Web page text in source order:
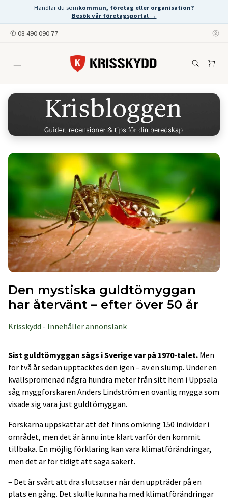
Handlar du somkommun, företag eller organisation?
Besök vår företagsportal →
✆ 08 490 090 77
Den mystiska guldtömyggan
har återvänt – efter över 50 år
Krisskydd - Innehåller annonslänk
Sist guldtömyggan sågs i Sverige var på 1970-talet. Men
för två år sedan upptäcktes den igen – av en slump. Under en
kvällspromenad några hundra meter från sitt hem i Uppsala
såg myggforskaren Anders Lindström en ovanlig mygga som
visade sig vara just guldtömyggan.
Forskarna uppskattar att det finns omkring 150 individer i
området, men det är ännu inte klart varför den kommit
tillbaka. En möjlig förklaring kan vara klimatförändringar,
men det är för tidigt att säga säkert.
– Det är svårt att dra slutsatser när den uppträder på en
plats en gång. Det skulle kunna ha med klimatförändringar